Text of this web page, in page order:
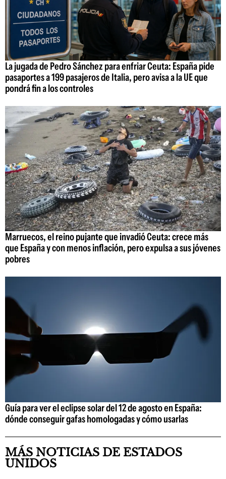
La jugada de Pedro Sánchez para enfriar Ceuta: España pide
pasaportes a 199 pasajeros de Italia, pero avisa a la UE que
pondrá fin a los controles
Marruecos, el reino pujante que invadió Ceuta: crece más
que España y con menos inflación, pero expulsa a sus jóvenes
pobres
Guía para ver el eclipse solar del 12 de agosto en España:
dónde conseguir gafas homologadas y cómo usarlas
MÁS NOTICIAS DE ESTADOS
UNIDOS